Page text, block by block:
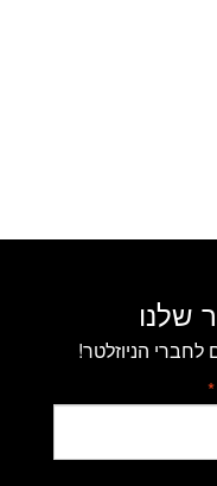
שלנו
לחברי הניוזלטר!
*